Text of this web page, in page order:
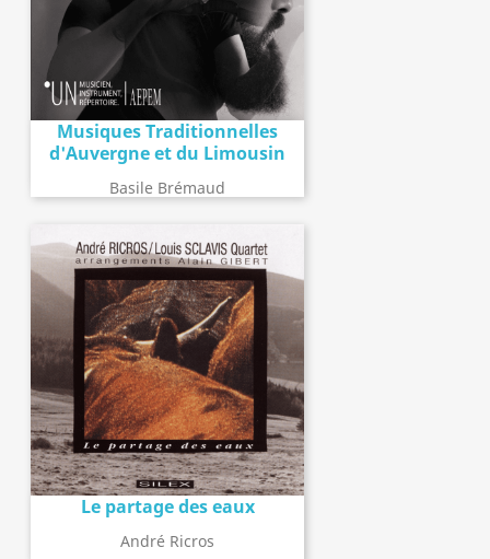
Musiques Traditionnelles
d'Auvergne et du Limousin
Basile Brémaud
Le partage des eaux
André Ricros